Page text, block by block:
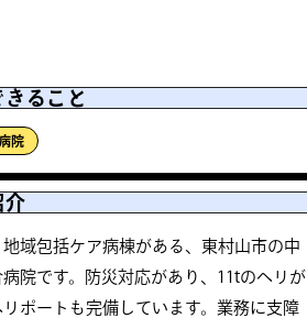
ること
院
介
域包括ケア病棟がある、東村山市の中
院です。防災対応があり、11tのヘリが
リポートも完備しています。業務に支障